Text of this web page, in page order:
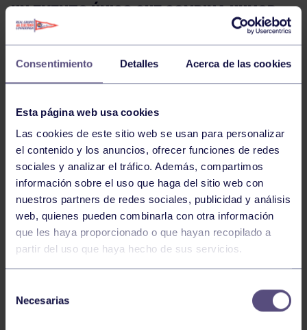
Consentimiento Detalles Acerca de las cookies
Esta página web usa cookies
Las cookies de este sitio web se usan para personalizar
el contenido y los anuncios, ofrecer funciones de redes
sociales y analizar el tráfico. Además, compartimos
información sobre el uso que haga del sitio web con
nuestros partners de redes sociales, publicidad y análisis
web, quienes pueden combinarla con otra información
que les haya proporcionado o que hayan recopilado a
partir del uso que haya hecho de sus servicios.
Necesarias
UN EVENTO ÚNICO QUE COMBINA HUMOR,
DEPORTE, MAGIA Y SOLIDARIDAD EN UNA
MISMA CITA
Desde el Real Grupo de Cultura Covadonga queremos
mostrar nuestro apoyo a la iniciativa impulsada por el
Ayuntamiento de Gijón con la celebración de
SOLIDARIO
Esta propuesta, dirigida a todos los públicos, combina
humor, magia, deporte y solidaridad con el objetivo de
promover valores como la colaboración, la
participación y la ayuda a quienes más lo necesitan.
Fecha:12 de julio de 2026
Lugar:Teatro Jovellanos